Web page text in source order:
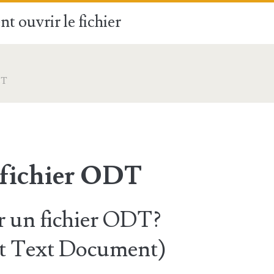
ouvrir le fichier
ODT
fichier ODT?
Text Document)